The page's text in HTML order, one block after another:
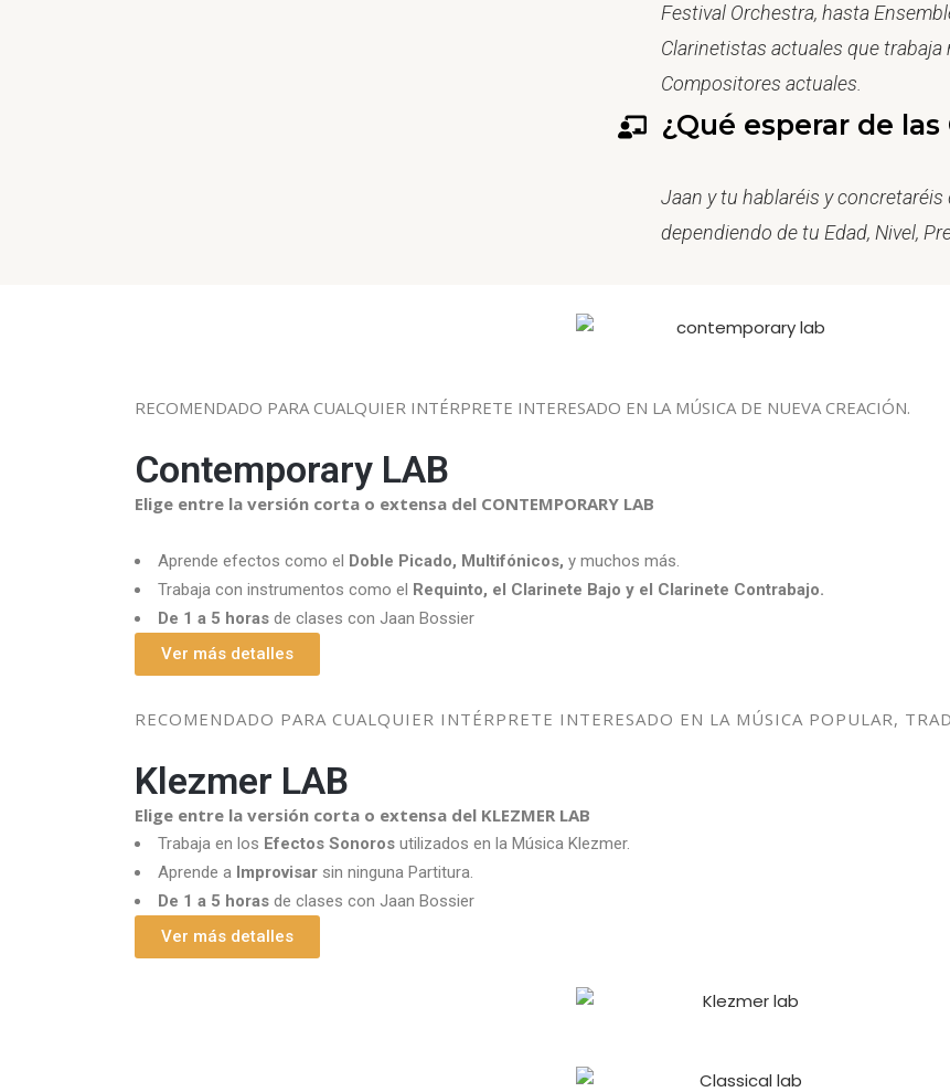
Festival Orchestra, hasta
Clarinetistas actuales que
Compositores actuales.
¿Qué esperar de las
Jaan y tu hablaréis y
dependiendo de tu Edad, Nivel,
RECOMENDADO PARA CUALQUIER INTÉRPRETE INTERESADO EN LA MÚSICA DE NUEVA CREACIÓN.
Contemporary LAB
Elige entre la versión corta o extensa del CONTEMPORARY LAB
Aprende efectos como el Doble Picado, Multifónicos, y muchos más.
Trabaja con instrumentos como el Requinto, el Clarinete Bajo y el Clarinete Contrabajo.
De 1 a 5 horas de clases con Jaan Bossier
Ver más detalles
RECOMENDADO PARA CUALQUIER INTÉRPRETE INTERESADO EN LA MÚSICA POPULAR,
Klezmer LAB
Elige entre la versión corta o extensa del KLEZMER LAB
Trabaja en los Efectos Sonoros utilizados en la Música Klezmer.
Aprende a Improvisar sin ninguna Partitura.
De 1 a 5 horas de clases con Jaan Bossier
Ver más detalles